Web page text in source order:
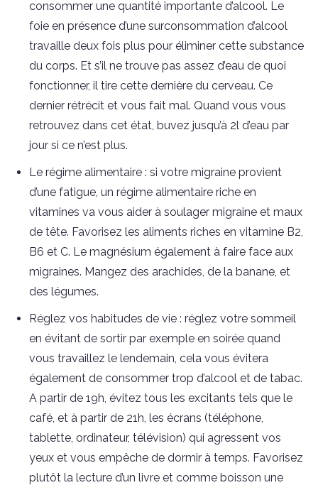
consommer une quantité importante d’alcool. Le
foie en présence d’une surconsommation d’alcool
travaille deux fois plus pour éliminer cette substance
du corps. Et s’il ne trouve pas assez d’eau de quoi
fonctionner, il tire cette dernière du cerveau. Ce
dernier rétrécit et vous fait mal. Quand vous vous
retrouvez dans cet état, buvez jusqu’à 2l d’eau par
jour si ce n’est plus.
Le régime alimentaire : si votre migraine provient
d’une fatigue, un régime alimentaire riche en
vitamines va vous aider à soulager migraine et maux
de tête. Favorisez les aliments riches en vitamine B2,
B6 et C. Le magnésium également à faire face aux
migraines. Mangez des arachides, de la banane, et
des légumes.
Réglez vos habitudes de vie : réglez votre sommeil
en évitant de sortir par exemple en soirée quand
vous travaillez le lendemain, cela vous évitera
également de consommer trop d’alcool et de tabac.
A partir de 19h, évitez tous les excitants tels que le
café, et à partir de 21h, les écrans (téléphone,
tablette, ordinateur, télévision) qui agressent vos
yeux et vous empêche de dormir à temps. Favorisez
plutôt la lecture d’un livre et comme boisson une